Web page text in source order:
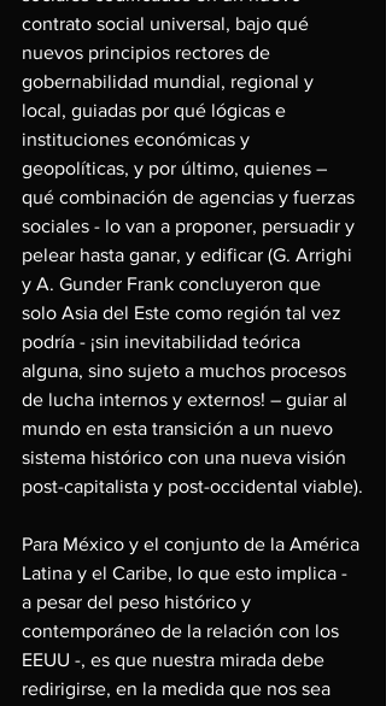
contrato social universal, bajo qué
nuevos principios rectores de
gobernabilidad mundial, regional y
local, guiadas por qué lógicas e
instituciones económicas y
geopolíticas, y por último, quienes –
qué combinación de agencias y fuerzas
sociales - lo van a proponer, persuadir y
pelear hasta ganar, y edificar (G. Arrighi
y A. Gunder Frank concluyeron que
solo Asia del Este como región tal vez
podría - ¡sin inevitabilidad teórica
alguna, sino sujeto a muchos procesos
de lucha internos y externos! – guiar al
mundo en esta transición a un nuevo
sistema histórico con una nueva visión
post-capitalista y post-occidental viable).
Para México y el conjunto de la América
Latina y el Caribe, lo que esto implica -
a pesar del peso histórico y
contemporáneo de la relación con los
EEUU -, es que nuestra mirada debe
redirigirse, en la medida que nos sea